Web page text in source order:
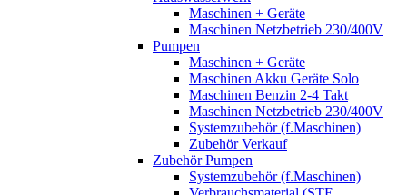
Maschinen + Geräte
Maschinen Netzbetrieb 230/400V
Pumpen
Maschinen + Geräte
Maschinen Akku Geräte Solo
Maschinen Benzin 2-4 Takt
Maschinen Netzbetrieb 230/400V
Systemzubehör (f.Maschinen)
Zubehör Verkauf
Zubehör Pumpen
Systemzubehör (f.Maschinen)